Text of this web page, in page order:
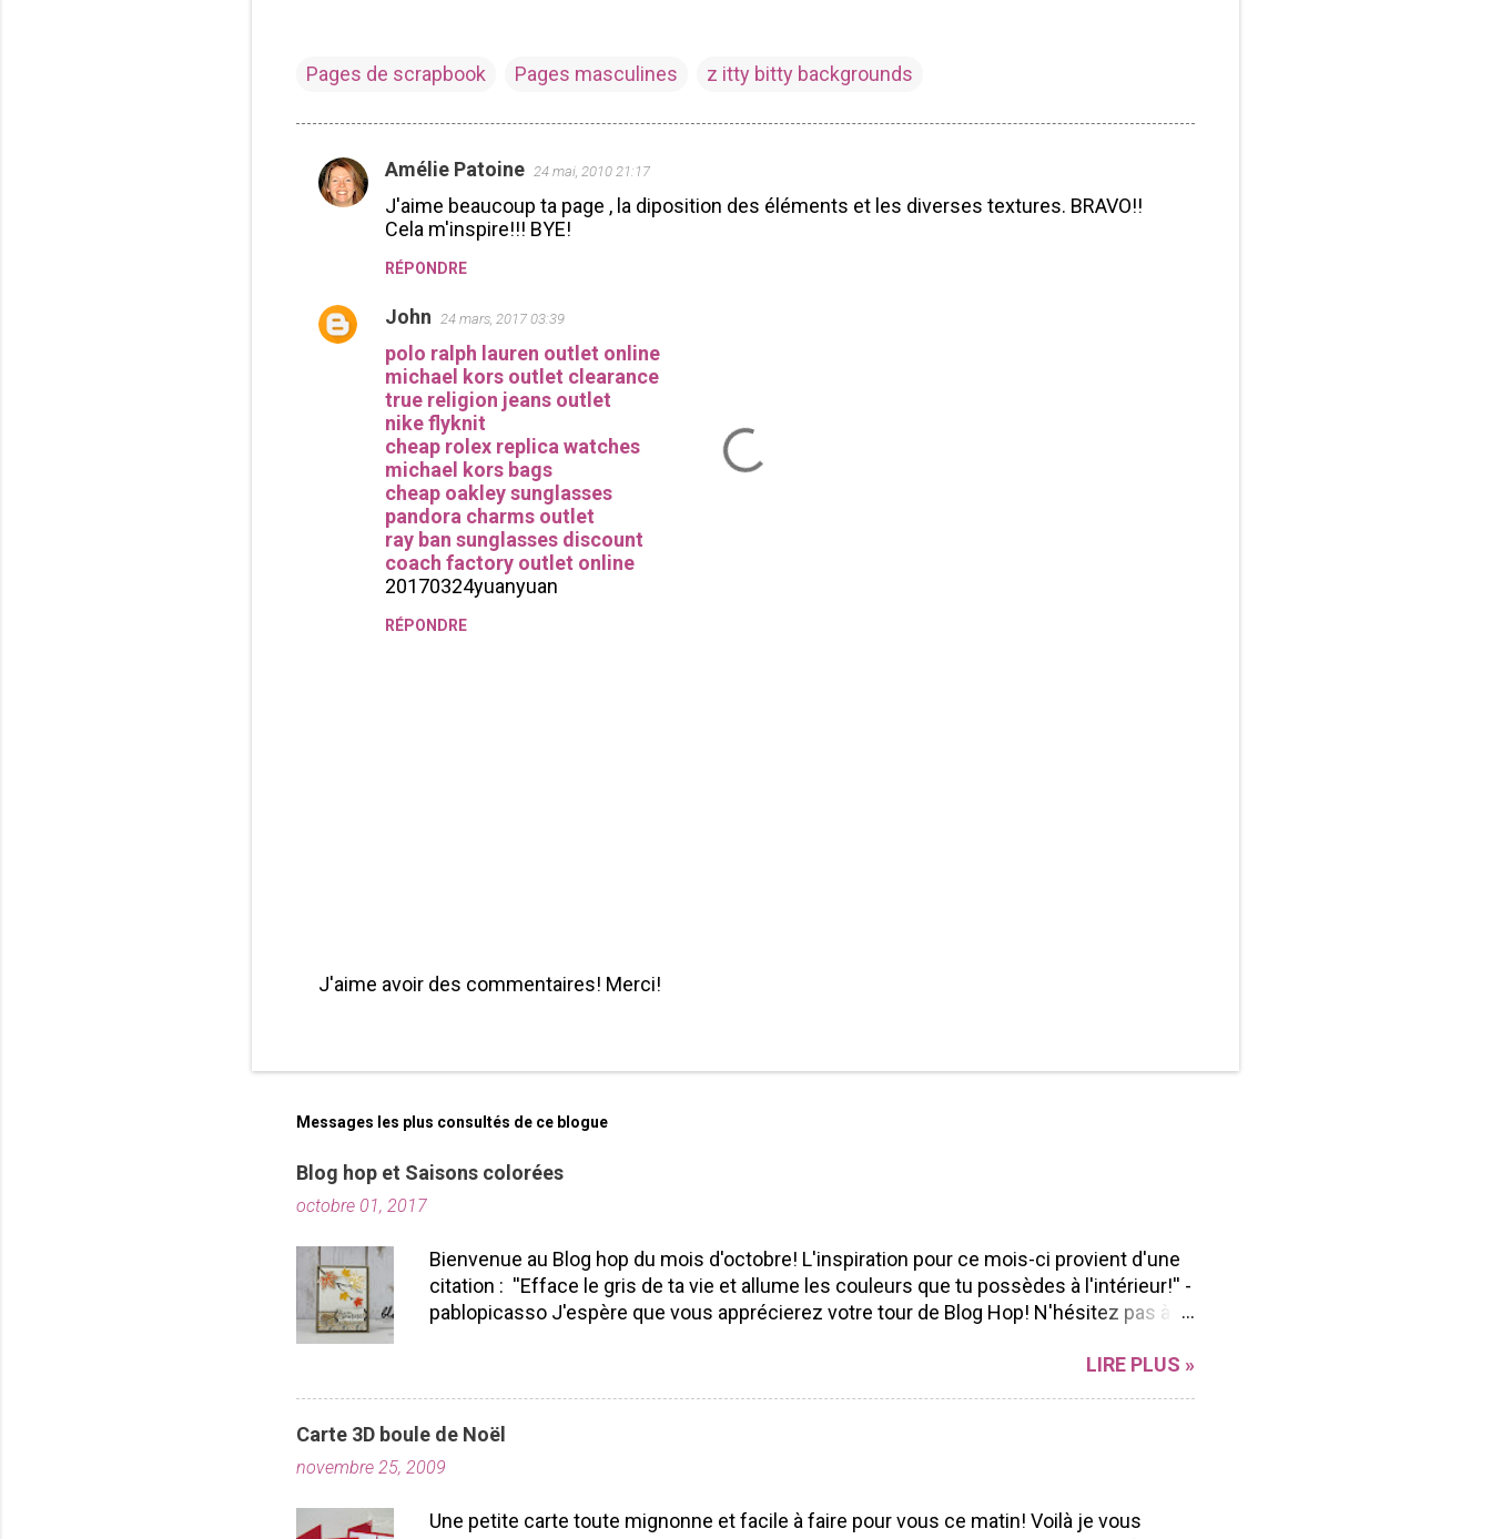
Pages de scrapbook Pages masculines z itty bitty backgrounds
C
e
n
Amélie Patoine 24 mai, 2010 21:17
J'aime beaucoup ta page , la diposition des éléments et les diverses textures. BRAVO!!
Cela m'inspire!!! BYE!
RÉPONDRE
John 24 mars, 2017 03:39
polo ralph lauren outlet online
michael kors outlet clearance
true religion jeans outlet
nike flyknit
cheap rolex replica watches
michael kors bags
cheap oakley sunglasses
pandora charms outlet
ray ban sunglasses discount
coach factory outlet online
20170324yuanyuan
RÉPONDRE
l
e
u
n
o
m
m
e
n
i
r
J'aime avoir des commentaires! Merci!
Messages les plus consultés de ce blogue
Blog hop et Saisons colorées
octobre 01, 2017
Bienvenue au Blog hop du mois d'octobre! L'inspiration pour ce mois-ci provient d'une
citation : ''Efface le gris de ta vie et allume les couleurs que tu possèdes à l'intérieur!'' -
pablopicasso J'espère que vous apprécierez votre tour de Blog Hop! N'hésitez pas à
toutes! J'ai utilisé le SUPERBE lot Saisons colorées, je l'aime par sa polyvalence et sa
durabilité. Pourquoi? Parce que nous pouvons l'utiliser tout au long de l'année peu
plusieurs occasions. Lot Saisons Colorées N'oubliez surtout pas d'aller voir les beaux
projets de mes compagnes démonstratrices : France Labrecque Marika Lemay Anne
LIRE PLUS »
Carte 3D boule de Noël
novembre 25, 2009
Une petite carte toute mignonne et facile à faire pour vous ce matin! Voilà je vous